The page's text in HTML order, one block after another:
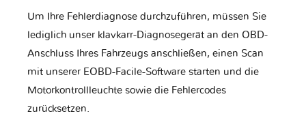
Um Ihre Fehlerdiagnose durchzuführen, müssen Sie
lediglich unser klavkarr-Diagnosegerät an den OBD-
Anschluss Ihres Fahrzeugs anschließen, einen Scan
mit unserer EOBD-Facile-Software starten und die
Motorkontrollleuchte sowie die Fehlercodes
zurücksetzen.